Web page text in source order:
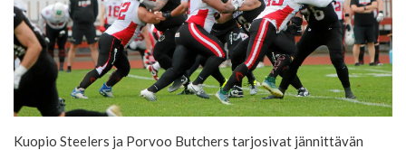
Kuopio Steelers ja Porvoo Butchers tarjosivat jännittävän